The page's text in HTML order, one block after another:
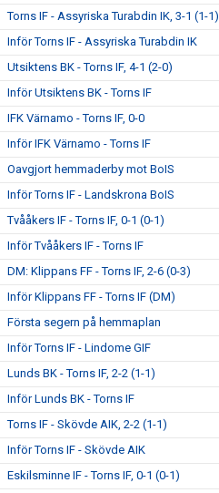
Torns IF - Assyriska Turabdin IK, 3-1 (1-1)
Inför Torns IF - Assyriska Turabdin IK
Utsiktens BK - Torns IF, 4-1 (2-0)
Inför Utsiktens BK - Torns IF
IFK Värnamo - Torns IF, 0-0
Inför IFK Värnamo - Torns IF
Oavgjort hemmaderby mot BoIS
Inför Torns IF - Landskrona BoIS
Tvååkers IF - Torns IF, 0-1 (0-1)
Inför Tvååkers IF - Torns IF
DM: Klippans FF - Torns IF, 2-6 (0-3)
Inför Klippans FF - Torns IF (DM)
Första segern på hemmaplan
Inför Torns IF - Lindome GIF
Lunds BK - Torns IF, 2-2 (1-1)
Inför Lunds BK - Torns IF
Torns IF - Skövde AIK, 2-2 (1-1)
Inför Torns IF - Skövde AIK
Eskilsminne IF - Torns IF, 0-1 (0-1)